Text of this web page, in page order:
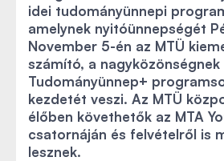
idei tudományünnepi
amelynek nyitóünnepségét
November 5-én az MTÜ
számító, a nagyközönségnek
Tudományünnep+
kezdetét veszi. Az MTÜ
élőben követhetők az MTA
csatornáján és felvételről is
lesznek.